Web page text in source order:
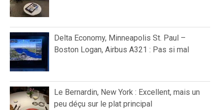
Delta Economy, Minneapolis St. Paul –
Boston Logan, Airbus A321 : Pas si mal
Le Bernardin, New York : Excellent, mais un
peu déçu sur le plat principal